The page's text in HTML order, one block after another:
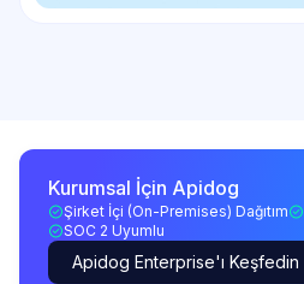
Kurumsal İçin Apidog
Şirket İçi (On-Premises) Dağıtım
SOC 2 Uyumlu
Apidog Enterprise'ı Keşfedin